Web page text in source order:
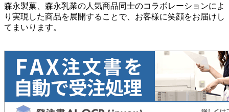
森永製菓、森永乳業の人気商品同士のコラボレーションによ
り実現した商品を展開することで、お客様に笑顔をお届けし
てまいります。